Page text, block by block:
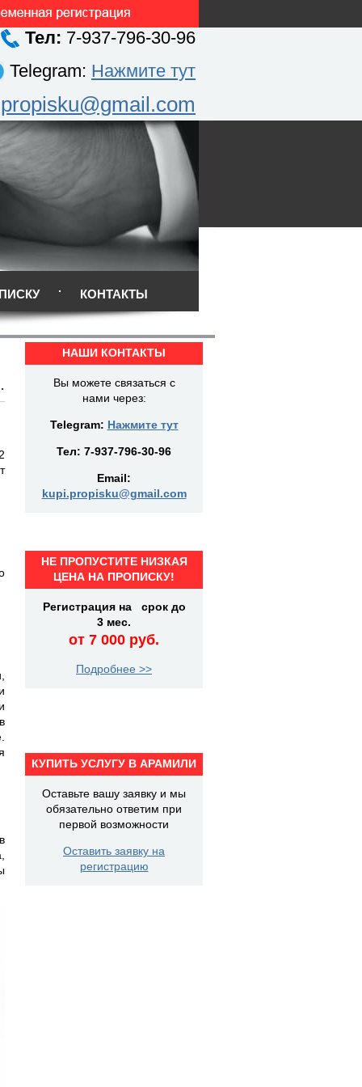
Тел: 7-937-796-30-96
Telegram: Нажмите тут
КОНТАКТЫ
НАШИ КОНТАКТЫ
Вы можете связаться с
нами через:
Telegram: Нажмите тут
Тел: 7-937-796-30-96
Email:
kupi.propisku@gmail.com
НЕ ПРОПУСТИТЕ НИЗКАЯ
ЦЕНА НА ПРОПИСКУ!
Регистрация на срок до
3 мес.
от 7 000 руб.
Подробнее >>
КУПИТЬ УСЛУГУ В АРАМИЛИ
Оставьте вашу заявку и мы
обязательно ответим при
первой возможности
Оставить заявку на
регистрацию